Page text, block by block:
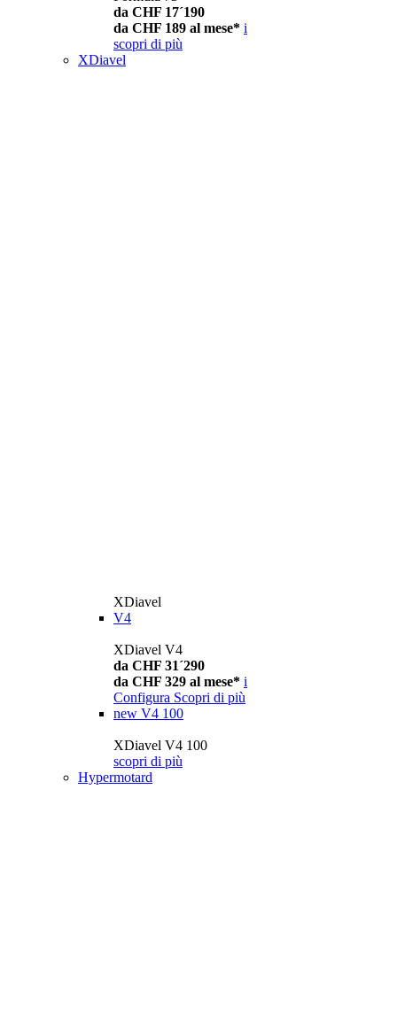
da CHF 17´190
da CHF 189 al mese* i
scopri di più
XDiavel
XDiavel
V4
XDiavel V4
da CHF 31´290
da CHF 329 al mese* i
Configura Scopri di più
new V4 100
XDiavel V4 100
scopri di più
Hypermotard